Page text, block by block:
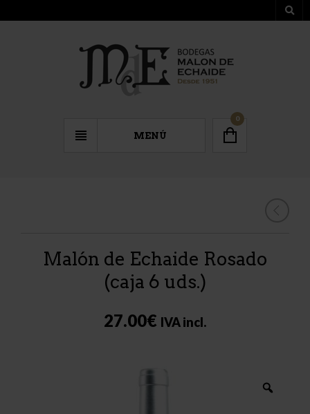
MENÚ
0
Malón de Echaide Rosado
(caja 6 uds.)
27.00€ IVA incl.